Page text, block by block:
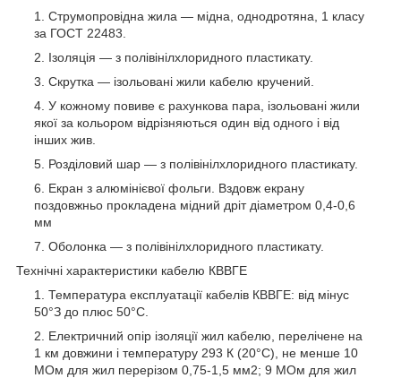
Струмопровідна жила — мідна, однодротяна, 1 класу
за ГОСТ 22483.
Ізоляція — з полівінілхлоридного пластикату.
Скрутка — ізольовані жили кабелю кручений.
У кожному повиве є рахункова пара, ізольовані жили
якої за кольором відрізняються один від одного і від
інших жив.
Розділовий шар — з полівінілхлоридного пластикату.
Екран з алюмінієвої фольги. Вздовж екрану
поздовжньо прокладена мідний дріт діаметром 0,4-0,6
мм
Оболонка — з полівінілхлоридного пластикату.
Технічні характеристики кабелю КВВГЕ
Температура експлуатації кабелів КВВГЕ: від мінус
50°З до плюс 50°С.
Електричний опір ізоляції жил кабелю, перелічене на
1 км довжини і температуру 293 К (20°С), не менше 10
МОм для жил перерізом 0,75-1,5 мм2; 9 МОм для жил